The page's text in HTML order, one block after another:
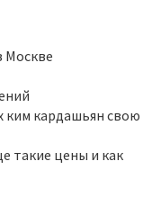
Москве
ким кардашьян свою
такие цены и как